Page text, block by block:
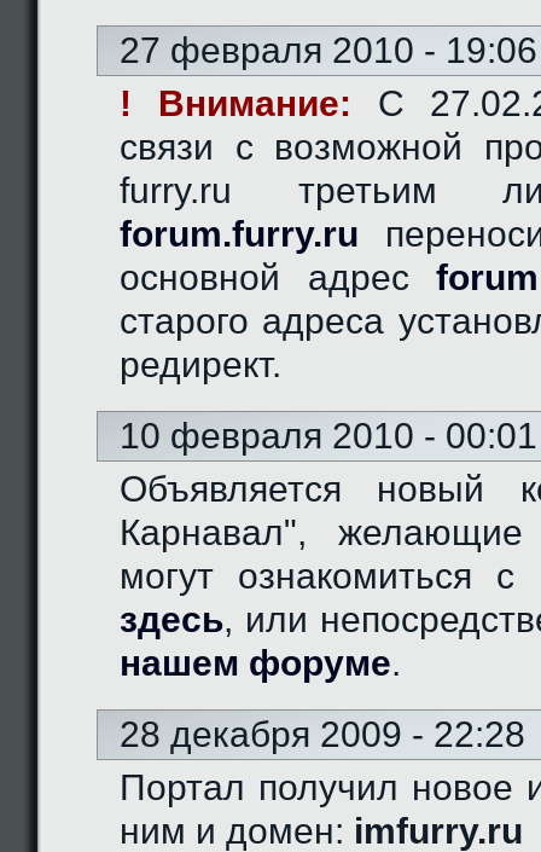
27 февраля 2010 - 19:06
! Внимание: C
связи с возможной
furry.ru третьим
forum.furry.ru
основной адрес
старого адреса
редирект.
10 февраля 2010 - 00:01
Объявляется новый
Карнавал", желающие
могут ознакомиться с
здесь, или
нашем форуме.
28 декабря 2009 - 22:28
Портал получил новое
ним и домен: imfurry.ru